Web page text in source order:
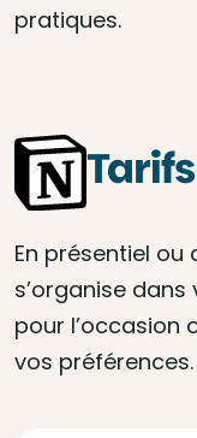
pratiques.
En présentiel
s’organise
pour l’occasion
vos préférences.